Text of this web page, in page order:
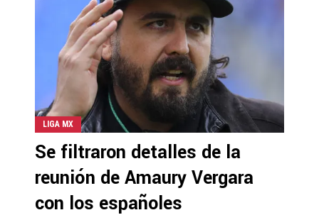
LIGA MX
Se filtraron detalles de la
reunión de Amaury Vergara
con los españoles